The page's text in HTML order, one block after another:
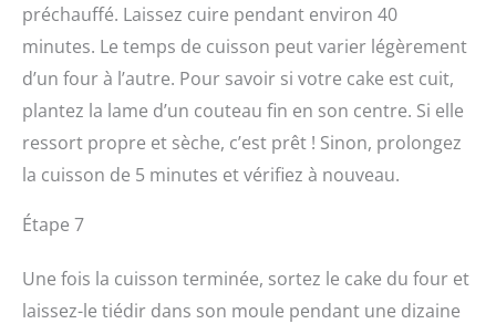
préchauffé. Laissez cuire pendant environ 40
minutes. Le temps de cuisson peut varier légèrement
d’un four à l’autre. Pour savoir si votre cake est cuit,
plantez la lame d’un couteau fin en son centre. Si elle
ressort propre et sèche, c’est prêt ! Sinon, prolongez
la cuisson de 5 minutes et vérifiez à nouveau.
Étape 7
Une fois la cuisson terminée, sortez le cake du four et
laissez-le tiédir dans son moule pendant une dizaine